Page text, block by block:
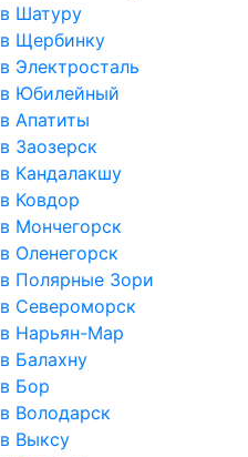
в Шатуру
в Щербинку
в Электросталь
в Юбилейный
в Апатиты
в Заозерск
в Кандалакшу
в Ковдор
в Мончегорск
в Оленегорск
в Полярные Зори
в Североморск
в Нарьян-Мар
в Балахну
в Бор
в Володарск
в Выксу